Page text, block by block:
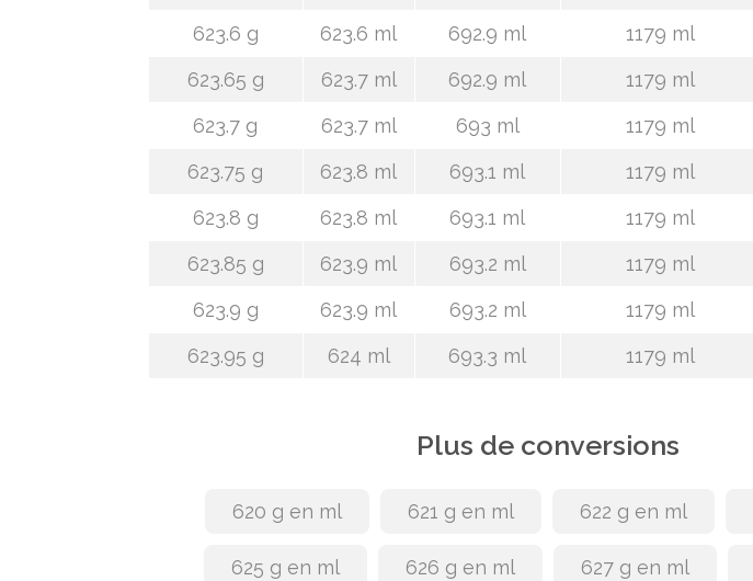
623.6 g
623.6 ml 692.9 ml 1179 ml
623.65 g
623.7 ml 692.9 ml 1179 ml
623.7 g
623.7 ml 693 ml 1179 ml
623.75 g
623.8 ml 693.1 ml 1179 ml
623.8 g
623.8 ml 693.1 ml 1179 ml
623.85 g
623.9 ml 693.2 ml 1179 ml
623.9 g
623.9 ml 693.2 ml 1179 ml
623.95 g
624 ml 693.3 ml 1179 ml
Plus de conversions
620 g en ml 621 g en ml 622 g en ml
625 g en ml 626 g en ml 627 g en ml